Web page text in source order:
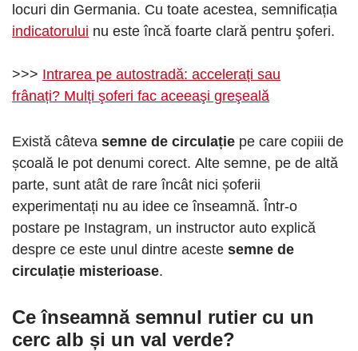
locuri din Germania. Cu toate acestea, semnificația
indicatorului nu este încă foarte clară pentru şoferi.
>>> Intrarea pe autostradă: accelerați sau
frânați? Mulți şoferi fac aceeaşi greşeală
Există câteva semne de circulație pe care copiii de
școală le pot denumi corect. Alte semne, pe de altă
parte, sunt atât de rare încât nici șoferii
experimentați nu au idee ce înseamnă. Într-o
postare pe Instagram, un instructor auto explică
despre ce este unul dintre aceste semne de
circulație misterioase.
Ce înseamnă semnul rutier cu un
cerc alb și un val verde?